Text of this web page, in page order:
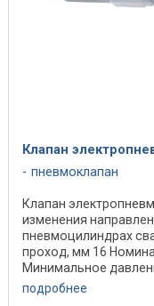
Клапан
пневмоклапан
Клапан
изменения
пневмоцилиндрах
проход, мм 16
Минимальное
подробнее